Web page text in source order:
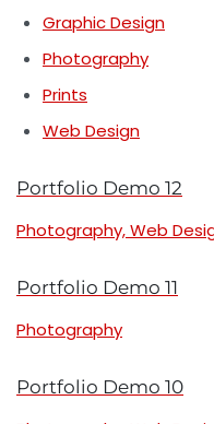
Graphic Design
Photography
Prints
Web Design
Portfolio Demo 12
Photography, Web
Portfolio Demo 11
Photography
Portfolio Demo 10